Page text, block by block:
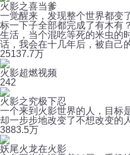
火影之喜当爹
一觉醒来，发现整个世界都变
标一下子全部都完成了有木有
生活，当个混吃等死的米虫的
话，我会在十几年后，被自
25137.7万
火影超燃视频
242
火影之究极下忍
一个来到火影世界的人，目标
却一步步地改变了不想改变的
3883.5万
妖尾火龙在火影